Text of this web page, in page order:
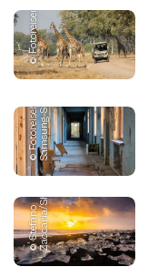
© Fotoreisen.com
©
F
o
t
o
r
e
i
s
e
n.c
o
m
|
S
a
m
s
u
n
g
S
24
©
S
t
e
f
a
n
o
Z
a
c
c
a
r
i
a
/
S
h
u
t
t
e
r
s
t
o
c
k.
c
om